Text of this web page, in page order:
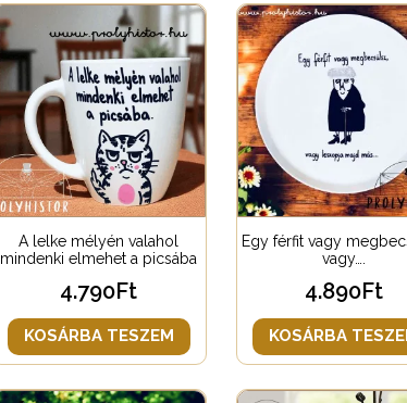
A lelke mélyén valahol
mindenki elmehet a picsába
4.790Ft
KOSÁRBA TESZEM
Egy férfit vagy
vagy….
4.890Ft
KOSÁRBA